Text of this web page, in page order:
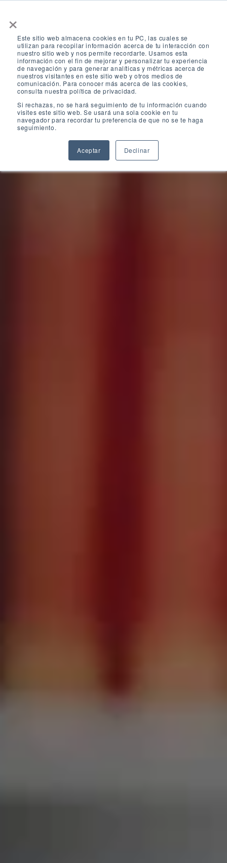
×
Este sitio web almacena cookies en tu PC, las cuales se
utilizan para recopilar información acerca de tu interacción con
nuestro sitio web y nos permite recordarte. Usamos esta
información con el fin de mejorar y personalizar tu experiencia
de navegación y para generar analíticas y métricas acerca de
nuestros visitantes en este sitio web y otros medios de
comunicación. Para conocer más acerca de las cookies,
consulta nuestra política de privacidad.
Si rechazas, no se hará seguimiento de tu información cuando
visites este sitio web. Se usará una sola cookie en tu
navegador para recordar tu preferencia de que no se te haga
seguimiento.
Aceptar Declinar
al contenido
CERTIFICACIÓN: IA APLICADA A LA REDACCIÓN
JURÍDICA
Domina la redacción
jurídica con IA sin
comprometer tu
carrera profesional